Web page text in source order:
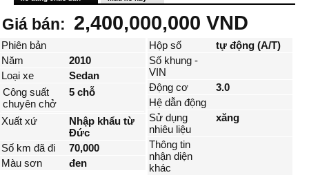
Giá bán: 2,400,000,000 VND
Phiên bản
Năm
2010
Loại xe
Sedan
Công suất
chuyên chở
5 chỗ
Xuất xứ
Nhập khẩu từ
Đức
Số km đã đi
70,000
Màu sơn
đen
Hộp số
tự động (A/T)
Số khung -
VIN
Động cơ
3.0
Hệ dẫn động
Sử dụng
nhiêu liệu
xăng
Thông tin
nhận diện
khác